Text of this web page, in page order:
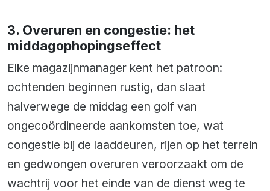
3. Overuren en congestie: het
middagophopingseffect
Elke magazijnmanager kent het patroon:
ochtenden beginnen rustig, dan slaat
halverwege de middag een golf van
ongecoördineerde aankomsten toe, wat
congestie bij de laaddeuren, rijen op het terrein
en gedwongen overuren veroorzaakt om de
wachtrij voor het einde van de dienst weg te